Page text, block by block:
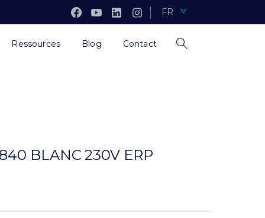
FR
Ressources Blog Contact
BLANC 230V ERP